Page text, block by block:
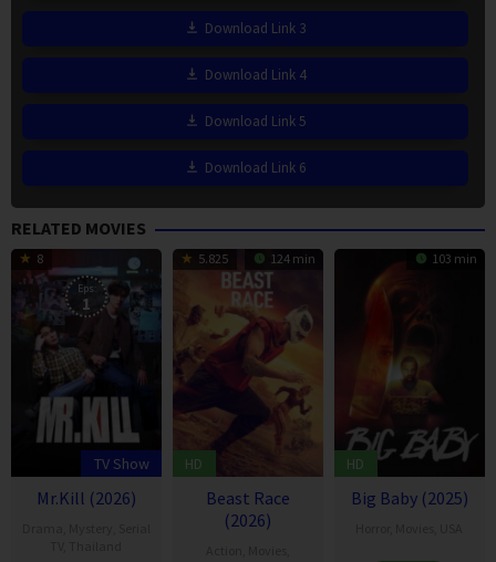
Download Link 3
Download Link 4
Download Link 5
Download Link 6
RELATED MOVIES
8
Eps:
1
TV Show
Mr.Kill (2026)
5.825 124 min
HD
Beast Race
(2026)
103 min
HD
Big Baby (2025)